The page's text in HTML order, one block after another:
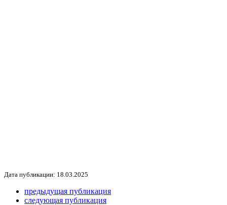
Дата публикации: 18.03.2025
предыдущая публикация
следующая публикация